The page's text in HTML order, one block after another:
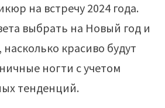
на встречу 2024 года.
выбрать на Новый год и
красиво будут
ногти с учетом
тенденций.